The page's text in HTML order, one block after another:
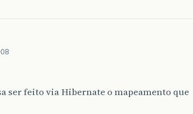
ser feito via Hibernate o mapeamento que